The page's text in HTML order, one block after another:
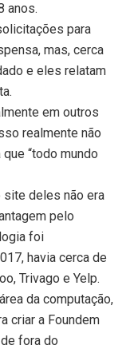
anos.
para
mas, cerca
e eles relatam
em outros
realmente não
“todo mundo
site deles não era
pelo
foi
havia cerca de
Trivago e Yelp.
da computação,
criar a Foundem
fora do